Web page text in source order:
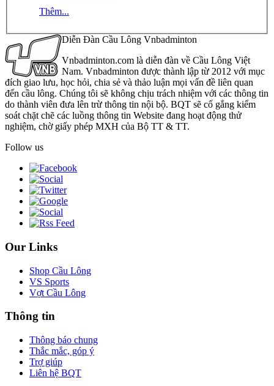
Thêm...
Diễn Đàn Cầu Lông Vnbadminton
Vnbadminton.com là diễn đàn về Cầu Lông Việt
Nam. Vnbadminton được thành lập từ 2012 với mục
đích giao lưu, học hỏi, chia sẻ và thảo luận mọi vấn đề liên quan
đến cầu lông. Chúng tôi sẽ không chịu trách nhiệm với các thông tin
do thành viên đưa lên trừ thông tin nội bộ. BQT sẽ cố gắng kiểm
soát chặt chẽ các luồng thông tin Website đang hoạt động thử
nghiệm, chờ giấy phép MXH của Bộ TT & TT.
Follow us
Our Links
Shop Cầu Lông
VS Sports
Vợt Cầu Lông
Thông tin
Thông báo chung
Thắc mắc, góp ý
Trợ giúp
Liên hệ BQT